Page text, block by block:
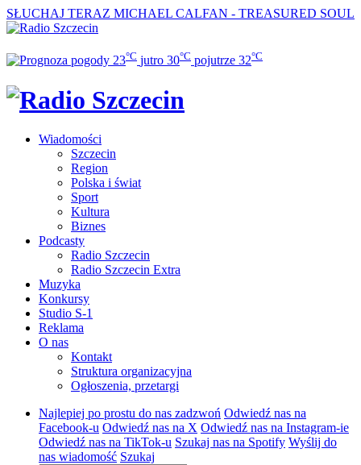
SŁUCHAJ TERAZ MICHAEL CALFAN - TREASURED SOUL
23°C jutro 30°C pojutrze 32°C
Wiadomości
Szczecin
Region
Polska i świat
Sport
Kultura
Biznes
Podcasty
Radio Szczecin
Radio Szczecin Extra
Muzyka
Konkursy
Studio S-1
Reklama
O nas
Kontakt
Struktura organizacyjna
Ogłoszenia, przetargi
Najlepiej po prostu do nas zadzwoń Odwiedź nas na
Facebook-u Odwiedź nas na X Odwiedź nas na Instagram-ie
Odwiedź nas na TikTok-u Szukaj nas na Spotify Wyślij do
nas wiadomość Szukaj